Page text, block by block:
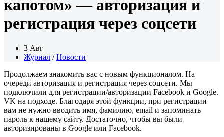
капотом» — авторизация и
регистрация через соцсети
3 Авг
Журнал /Новости
Продолжаем знакомить вас с новым функционалом. На
очереди авторизация и регистрация через соцсети. Мы
подключили для регистрации/авторизации Facebook и Google.
VK на подходе. Благодаря этой функции, при регистрации
вам не нужно вводить имя, фамилию, email и запоминать
пароль к нашему сайту. Достаточно, чтобы вы были
авторизированы в Google или Facebook.